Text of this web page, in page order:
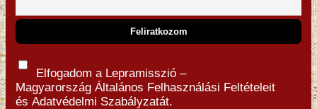
Elfogadom a Lepramisszió –
Magyarország Általános Felhasználási Feltételeit
és Adatvédelmi Szabályzatát.